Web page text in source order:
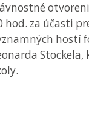
hod. za účasti
hostí